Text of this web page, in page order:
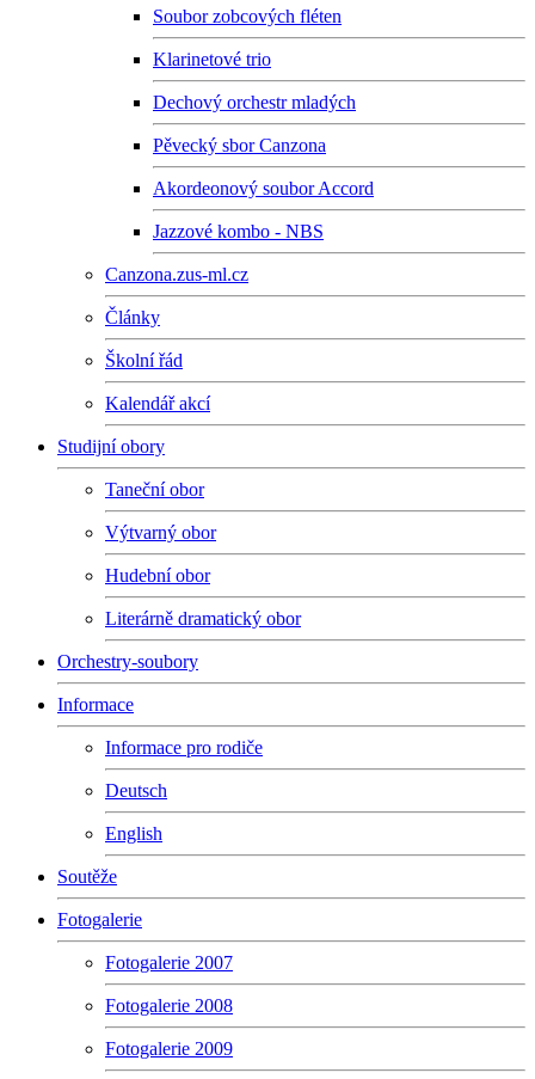
Soubor zobcových fléten
Klarinetové trio
Dechový orchestr mladých
Pěvecký sbor Canzona
Akordeonový soubor Accord
Jazzové kombo - NBS
Canzona.zus-ml.cz
Články
Školní řád
Kalendář akcí
Studijní obory
Taneční obor
Výtvarný obor
Hudební obor
Literárně dramatický obor
Orchestry-soubory
Informace
Informace pro rodiče
Deutsch
English
Soutěže
Fotogalerie
Fotogalerie 2007
Fotogalerie 2008
Fotogalerie 2009